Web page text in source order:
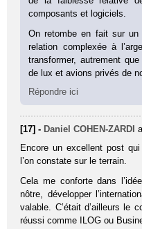
composants et logiciels.
On retombe en fait sur
relation complexée à
transformer, autrement
de lux et avions privés de
Répondre ici
[17] - Daniel COHEN-ZARDI
Encore un excellent post
l’on constate sur le terrain.
Cela me conforte dans
nôtre, développer
valable. C’était d’ailleurs le
réussi comme ILOG ou